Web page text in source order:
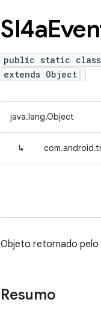
Sl4a
public static class
extends Object
java.lang.Object
↳
Objeto retornado pelo
Resumo